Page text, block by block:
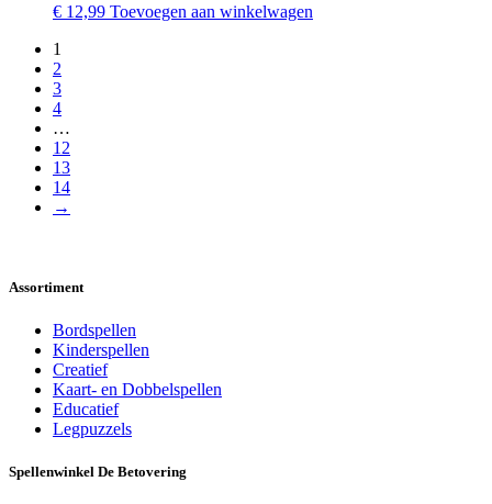
€ 12,99 Toevoegen aan winkelwagen
1
2
3
4
…
12
13
14
→
Assortiment
Bordspellen
Kinderspellen
Creatief
Kaart- en Dobbelspellen
Educatief
Legpuzzels
Spellenwinkel De Betover​ing